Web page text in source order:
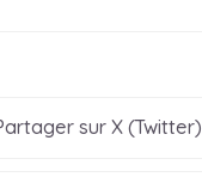
sur X (Twitter)